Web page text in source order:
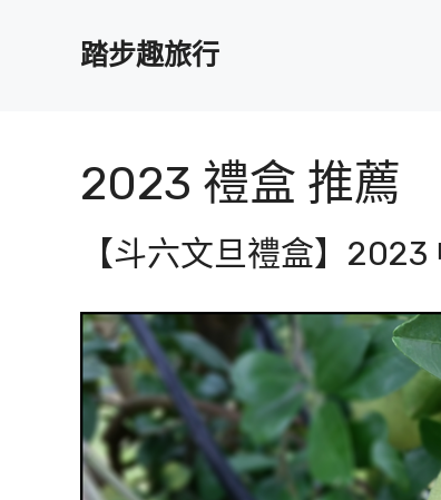
踏步趣旅行
2023 禮盒 推薦
【斗六文旦禮盒】